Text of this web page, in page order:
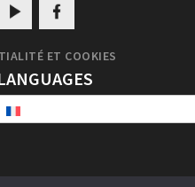
ET COOKIES